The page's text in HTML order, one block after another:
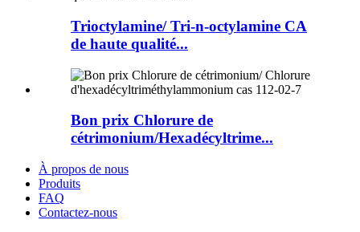
Trioctylamine/ Tri-n-octylamine CA
de haute qualité...
Bon prix Chlorure de
cétrimonium/Hexadécyltrime...
À propos de nous
Produits
FAQ
Contactez-nous